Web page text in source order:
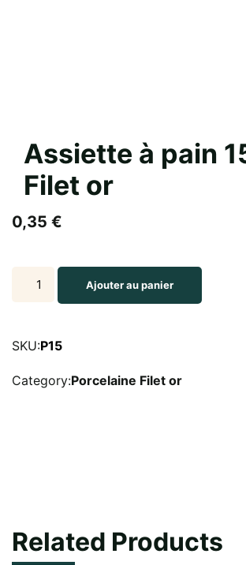
Assiette à pain
Filet or
0,35 €
Assiette
15
Filet
Ajouter au panier
SKU:P15
Category:Porcelaine Filet or
Related Products